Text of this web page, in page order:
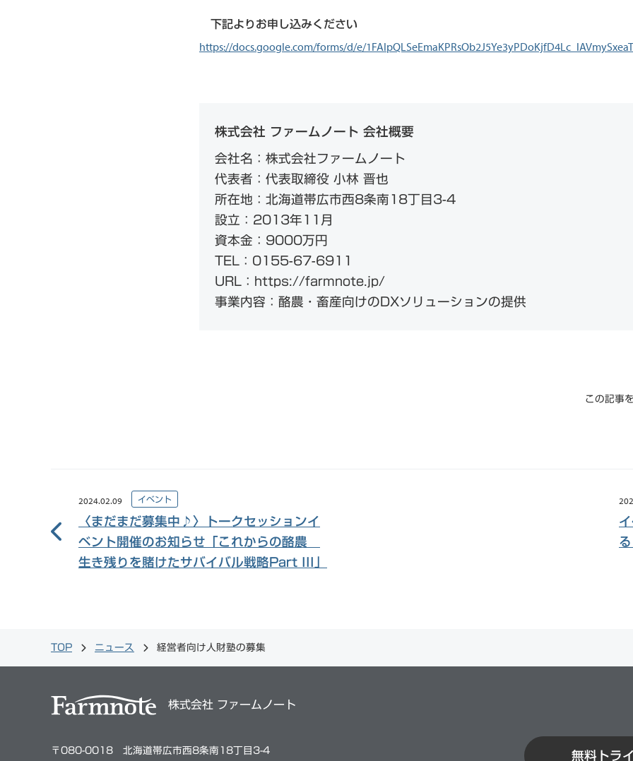
下記よりお申し込みください
https://docs.google.com/forms/d/e/
株式会社 ファームノート 会社概要
会社名：株式会社ファームノート
代表者：代表取締役 小林 晋也
所在地：北海道帯広市西8条南18丁目3-4
設立：2013年11月
資本金：9000万円
TEL：0155-67-6911
URL：https://farmnote.jp/
事業内容：酪農・畜産向けのDXソリューションの提供
この記事
2024.02.09 イベント
〈まだまだ募集中♪〉トークセッションイ
ベント開催のお知らせ「これからの酪農
生き残りを賭けたサバイバル戦略Part III」
TOP ニュース 経営者向け人財塾の募集
株式会社 ファームノート
〒080-0018 北海道帯広市西8条南18丁目3-4 無料トラ